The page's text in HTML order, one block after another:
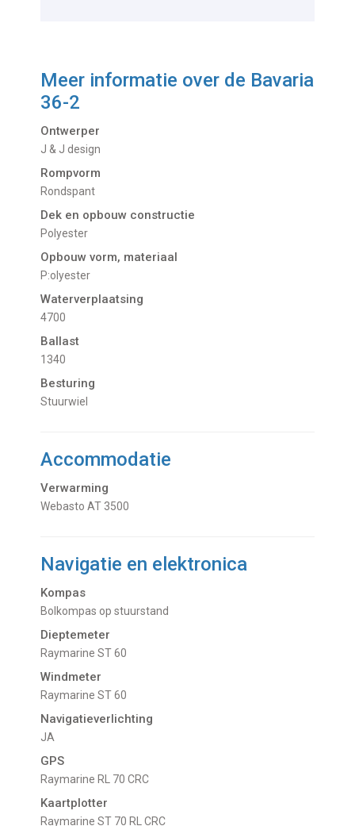
Meer informatie over de Bavaria
36-2
Ontwerper
J & J design
Rompvorm
Rondspant
Dek en opbouw constructie
Polyester
Opbouw vorm, materiaal
P:olyester
Waterverplaatsing
4700
Ballast
1340
Besturing
Stuurwiel
Accommodatie
Verwarming
Webasto AT 3500
Navigatie en elektronica
Kompas
Bolkompas op stuurstand
Dieptemeter
Raymarine ST 60
Windmeter
Raymarine ST 60
Navigatieverlichting
JA
GPS
Raymarine RL 70 CRC
Kaartplotter
Raymarine ST 70 RL CRC